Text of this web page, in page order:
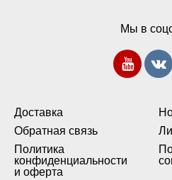
Доставка
Обратная связь
Политика
конфиденциальности
и оферта
Мы в